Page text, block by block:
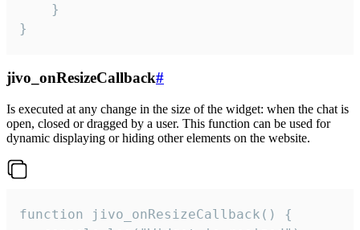
    }
}
jivo_onResizeCallback#
Is executed at any change in the size of the widget: when the chat is
open, closed or dragged by a user. This function can be used for
dynamic displaying or hiding other elements on the website.
function jivo_onResizeCallback() {